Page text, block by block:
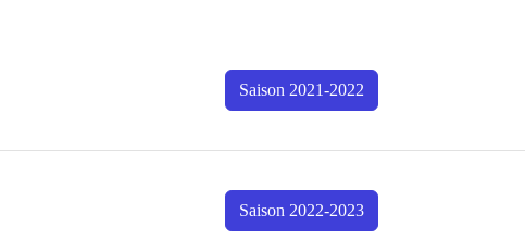
Saison 2021-2022
Saison 2022-2023